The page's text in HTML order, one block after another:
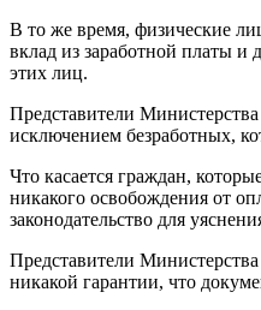
В то же время, физические
вклад из заработной платы и
этих лиц.
Представители
исключением безработных,
Что касается граждан,
никакого освобождения от
законодательство для
Представители
никакой гарантии, что